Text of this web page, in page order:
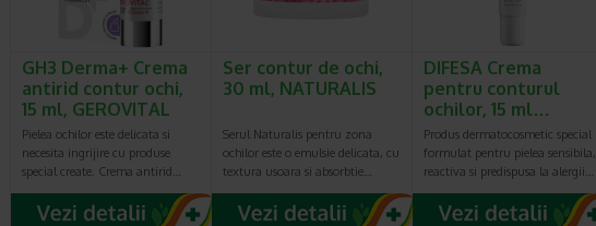
GH3 Derma+ Crema
antirid contur ochi,
15 ml, GEROVITAL
Pielea ochilor este delicata si
necesita ingrijire cu produse
special create. Crema antirid…
Ser contur de ochi,
30 ml, NATURALIS
Serul Naturalis pentru zona
ochilor este o emulsie delicata, cu
textura usoara si absorbtie…
DIFESA Crema
pentru conturul
ochilor, 15 ml…
Produs dermatocosmetic special
formulat pentru pielea sensibila,
reactiva si predispusa la alergii…